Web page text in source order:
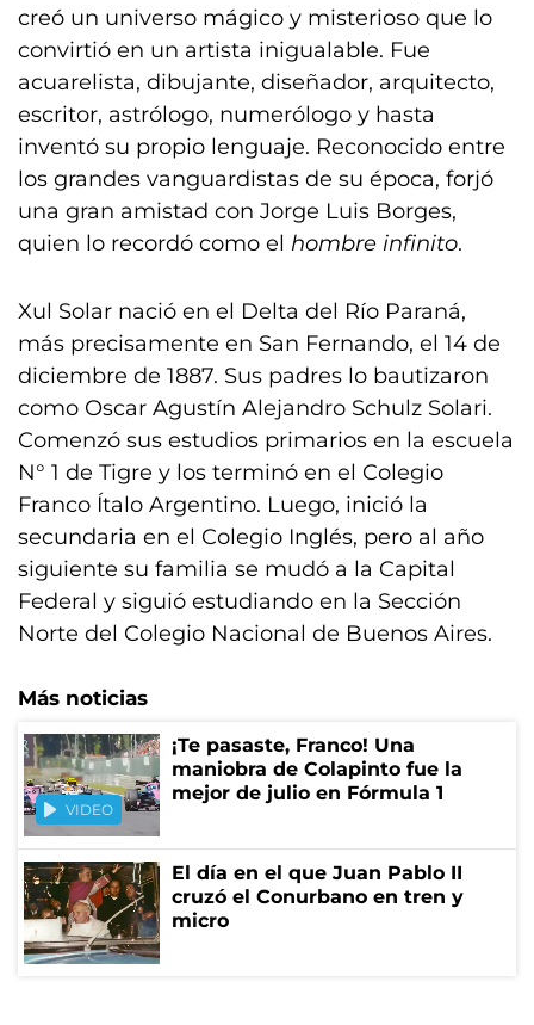
creó un universo mágico y misterioso que lo
convirtió en un artista inigualable. Fue
acuarelista, dibujante, diseñador, arquitecto,
escritor, astrólogo, numerólogo y hasta
inventó su propio lenguaje. Reconocido entre
los grandes vanguardistas de su época, forjó
una gran amistad con Jorge Luis Borges,
quien lo recordó como el hombre infinito.
Xul Solar nació en el Delta del Río Paraná,
más precisamente en San Fernando, el 14 de
diciembre de 1887. Sus padres lo bautizaron
como Oscar Agustín Alejandro Schulz Solari.
Comenzó sus estudios primarios en la escuela
N° 1 de Tigre y los terminó en el Colegio
Franco Ítalo Argentino. Luego, inició la
secundaria en el Colegio Inglés, pero al año
siguiente su familia se mudó a la Capital
Federal y siguió estudiando en la Sección
Norte del Colegio Nacional de Buenos Aires.
Más noticias
VIDEO
¡Te pasaste, Franco! Una
maniobra de Colapinto fue la
mejor de julio en Fórmula 1
El día en el que Juan Pablo II
cruzó el Conurbano en tren y
micro